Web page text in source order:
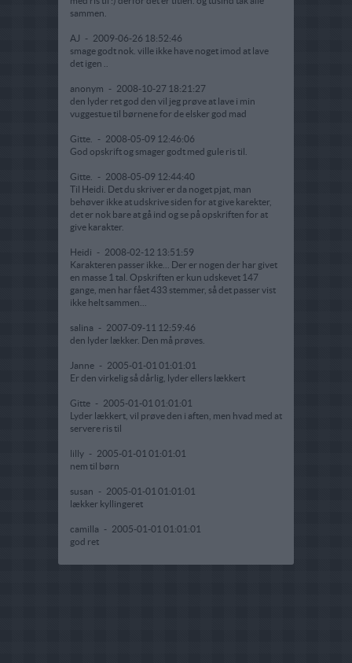
sammen.
AJ - 2009-06-26 18:52:46
smage godt nok. ville ikke have noget imod at lave
det igen ..
anonym - 2008-10-27 18:21:27
den lyder ret god den vil jeg prøve at lave i min
vuggestue til børnene for de elsker god mad
Gitte. - 2008-05-09 12:46:06
God opskrift og smager godt med gule ris til.
Gitte. - 2008-05-09 12:44:40
Til Heidi. Det du skriver er da noget pjat, man
behøver ikke at udskrive siden for at give karekter,
det er nok bare at gå ind og se på opskriften for at
give karakter.
Heidi - 2008-02-12 13:51:59
Karakteren passer ikke... Der er nogen der har givet
en masse 1 tal. Opskriften er kun udskevet 147
gange, men har fået 433 stemmer, så det passer vist
ikke helt sammen...
salina - 2007-09-11 12:59:46
den lyder lækker. Den må prøves.
Janne - 2005-01-01 01:01:01
Er den virkelig så dårlig, lyder ellers lækkert
Gitte - 2005-01-01 01:01:01
Lyder lækkert, vil prøve den i aften, men hvad med at
servere ris til
lilly - 2005-01-01 01:01:01
nem til børn
susan - 2005-01-01 01:01:01
lækker kyllingeret
camilla - 2005-01-01 01:01:01
god ret